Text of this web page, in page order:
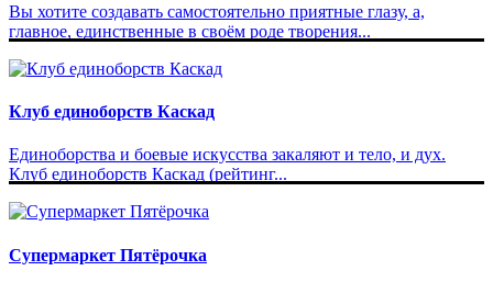
Вы хотите создавать самостоятельно приятные глазу, а,
главное, единственные в своём роде творения...
Клуб единоборств Каскад
Единоборства и боевые искусства закаляют и тело, и дух.
Клуб единоборств Каскад (рейтинг...
Супермаркет Пятёрочка